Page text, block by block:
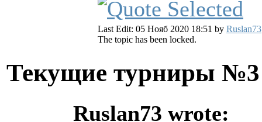
Last Edit: 05 Нояб 2020 18:51 by Ruslan73
The topic has been locked.
Текущие турниры
Ruslan73 wrote: